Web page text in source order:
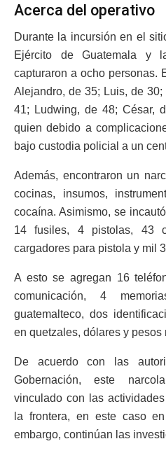
Acerca del operativo
Durante la incursión en el
Ejército de Guatemala y
capturaron a ocho personas.
Alejandro, de 35; Luis, de
41; Ludwing, de 48; César,
quien debido a
bajo custodia policial a un
Además, encontraron un
cocinas, insumos,
cocaína. Asimismo, se
14 fusiles, 4 pistolas, 43
cargadores para pistola y mil
A esto se agregan 16
comunicación, 4
guatemalteco, dos
en quetzales, dólares y pesos
De acuerdo con las
Gobernación, este
vinculado con las
la frontera, en este caso
embargo, continúan las